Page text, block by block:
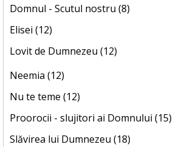
Domnul - Scutul nostru (8)
Elisei (12)
Lovit de Dumnezeu (12)
Neemia (12)
Nu te teme (12)
Proorocii - slujitori ai Domnului (15)
Slăvirea lui Dumnezeu (18)